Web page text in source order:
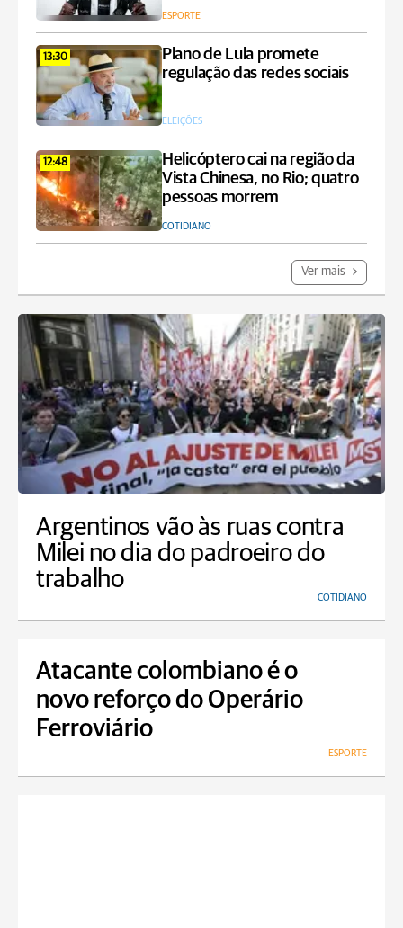
ESPORTE
13:30
Plano de Lula promete
regulação das redes sociais
ELEIÇÕES
12:48
Helicóptero cai na região da
Vista Chinesa, no Rio; quatro
pessoas morrem
COTIDIANO
Ver mais
Argentinos vão às ruas contra
Milei no dia do padroeiro do
trabalho
COTIDIANO
Atacante colombiano é o
novo reforço do Operário
Ferroviário
ESPORTE